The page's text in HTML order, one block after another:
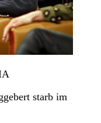
starb im